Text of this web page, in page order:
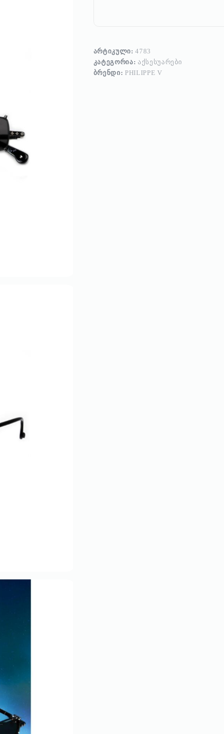
ᲐᲠᲢᲘᲙᲣᲚᲘ:4783
ᲙᲐᲢᲔᲒᲝᲠᲘᲐ: ᲐᲥᲡᲔᲡᲣᲐᲠᲔᲑᲘ
ᲑᲠᲔᲜᲓᲘ: PHILIPPE V